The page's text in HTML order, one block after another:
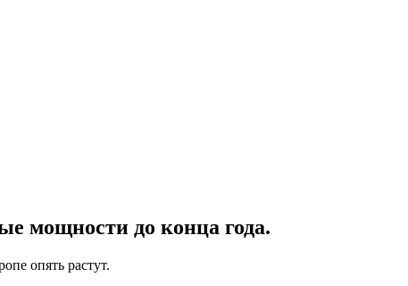
мощности до конца года.
опять растут.